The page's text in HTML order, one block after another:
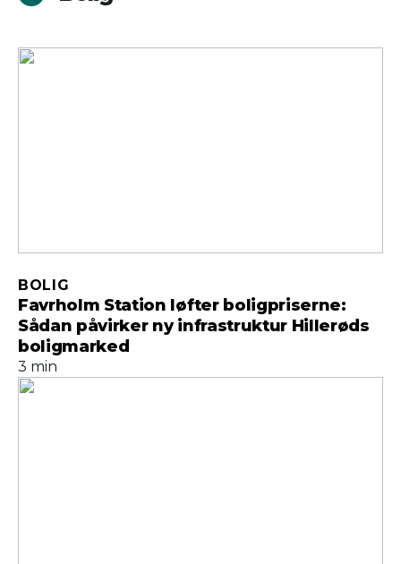
Favrholm Station løfter boligpriserne:
Sådan påvirker ny infrastruktur Hillerøds
boligmarked
BOLIG
3 min